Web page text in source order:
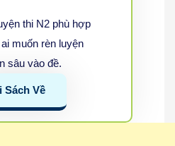
thi N2 phù hợp
muốn rèn luyện
sâu vào đề.
Sách Về